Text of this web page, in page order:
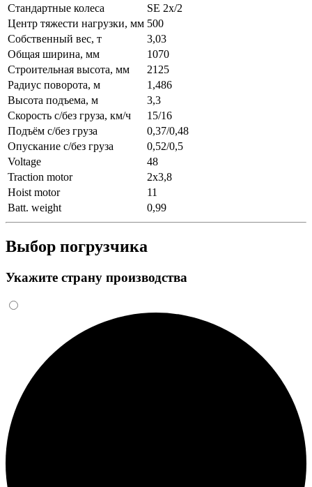
Стандартные колеса
SE 2x/2
Центр тяжести нагрузки, мм 500
Собственный вес, т
3,03
Общая ширина, мм
1070
Строительная высота, мм
2125
Радиус поворота, м
1,486
Высота подъема, м
3,3
Скорость с/без груза, км/ч
15/16
Подъём с/без груза
0,37/0,48
Опускание с/без груза
0,52/0,5
Voltage
48
Traction motor
2x3,8
Hoist motor
11
Batt. weight
0,99
Выбор погрузчика
Укажите страну производства